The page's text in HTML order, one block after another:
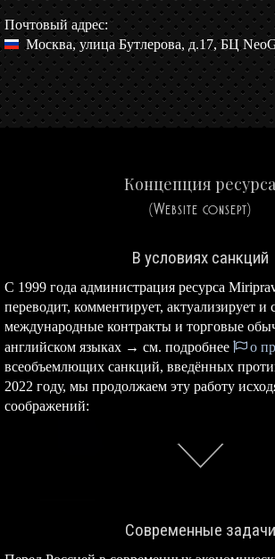
Почтовый адрес:
Москва, улица Бутлерова, д.17, БЦ
Концепция ресурса
(Website consept)
В условиях санкций
С 1999 года администрация ресурса
переводит, комментирует, актуализирует и
международные контракты и торговые
английском языках → см. подробнее
о
всеобъемлющих санкций, введённых
2022 году, мы продолжаем эту работу
соображений:
Современные задачи